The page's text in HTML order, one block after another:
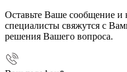
Оставьте Ваше сообщение
специалисты свяжутся с
решения Вашего вопроса.